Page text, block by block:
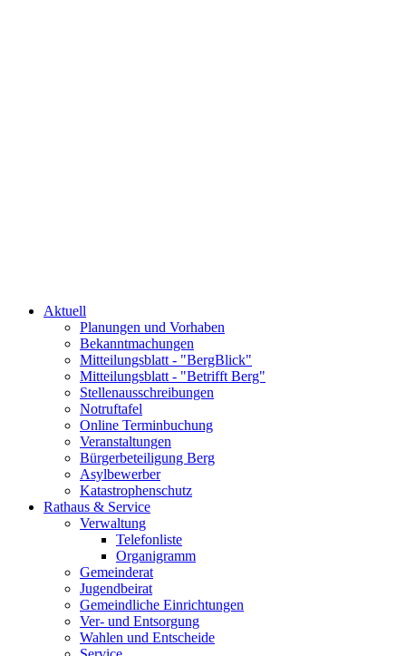
Aktuell
Planungen und Vorhaben
Bekanntmachungen
Mitteilungsblatt - "BergBlick"
Mitteilungsblatt - "Betrifft Berg"
Stellenausschreibungen
Notruftafel
Online Terminbuchung
Veranstaltungen
Bürgerbeteiligung Berg
Asylbewerber
Katastrophenschutz
Rathaus & Service
Verwaltung
Telefonliste
Organigramm
Gemeinderat
Jugendbeirat
Gemeindliche Einrichtungen
Ver- und Entsorgung
Wahlen und Entscheide